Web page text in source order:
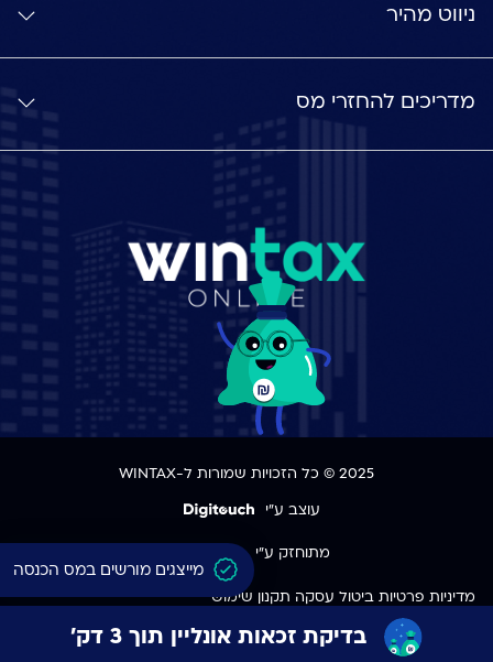
ניווט מהיר
מדריכים להחזרי מס
2025 © כל הזכויות שמורות ל-WINTAX
עוצב ע"י
מתוחזק ע"י
מדיניות פרטיות ביטול עסקה תקנון שימוש
בדיקת זכאות אונליין תוך 3 דק'
מייצגים מורשים במס הכנסה